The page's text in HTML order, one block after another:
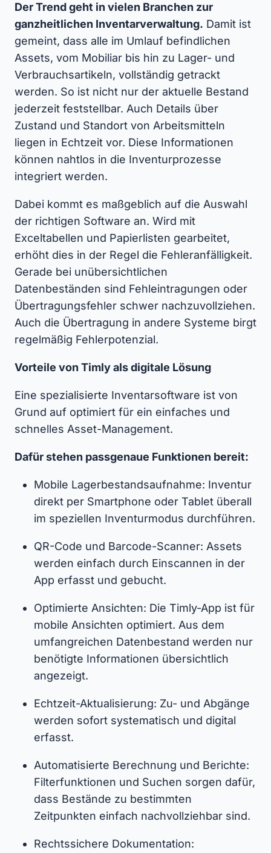
Der Trend geht in vielen Branchen zur
ganzheitlichen Inventarverwaltung. Damit ist
gemeint, dass alle im Umlauf befindlichen
Assets, vom Mobiliar bis hin zu Lager- und
Verbrauchsartikeln, vollständig getrackt
werden. So ist nicht nur der aktuelle Bestand
jederzeit feststellbar. Auch Details über
Zustand und Standort von Arbeitsmitteln
liegen in Echtzeit vor. Diese Informationen
können nahtlos in die Inventurprozesse
integriert werden.
Dabei kommt es maßgeblich auf die Auswahl
der richtigen Software an. Wird mit
Exceltabellen und Papierlisten gearbeitet,
erhöht dies in der Regel die Fehleranfälligkeit.
Gerade bei unübersichtlichen
Datenbeständen sind Fehleintragungen oder
Übertragungsfehler schwer nachzuvollziehen.
Auch die Übertragung in andere Systeme birgt
regelmäßig Fehlerpotenzial.
Vorteile von Timly als digitale Lösung
Eine spezialisierte Inventarsoftware ist von
Grund auf optimiert für ein einfaches und
schnelles Asset-Management.
Dafür stehen passgenaue Funktionen bereit:
Mobile Lagerbestandsaufnahme: Inventur
direkt per Smartphone oder Tablet überall
im speziellen Inventurmodus durchführen.
QR-Code und Barcode-Scanner: Assets
werden einfach durch Einscannen in der
App erfasst und gebucht.
Optimierte Ansichten: Die Timly-App ist für
mobile Ansichten optimiert. Aus dem
umfangreichen Datenbestand werden nur
benötigte Informationen übersichtlich
angezeigt.
Echtzeit-Aktualisierung: Zu- und Abgänge
werden sofort systematisch und digital
erfasst.
Automatisierte Berechnung und Berichte:
Filterfunktionen und Suchen sorgen dafür,
dass Bestände zu bestimmten
Zeitpunkten einfach nachvollziehbar sind.
Rechtssichere Dokumentation: